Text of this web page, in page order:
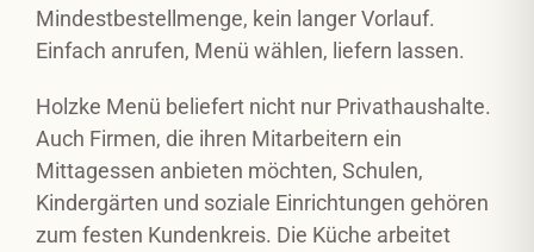
Mindestbestellmenge, kein langer Vorlauf.
Einfach anrufen, Menü wählen, liefern lassen.
Holzke Menü beliefert nicht nur Privathaushalte.
Auch Firmen, die ihren Mitarbeitern ein
Mittagessen anbieten möchten, Schulen,
Kindergärten und soziale Einrichtungen gehören
zum festen Kundenkreis. Die Küche arbeitet